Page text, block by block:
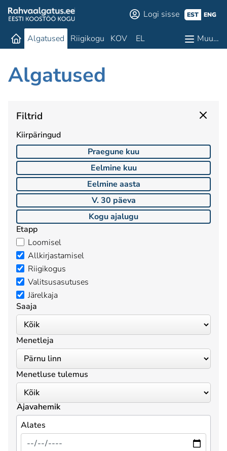
Logi sisse EST ENG
Algatused Riigikogu KOV EL Muu…
Algatused
Filtrid
Kiirpäringud
Praegune kuu
Eelmine kuu
Eelmine aasta
V. 30 päeva
Kogu ajalugu
Etapp
Loomisel
Allkirjastamisel
Riigikogus
Valitsusasutuses
Järelkaja
Saaja
Menetleja
Menetluse tulemus
Ajavahemik
Alates